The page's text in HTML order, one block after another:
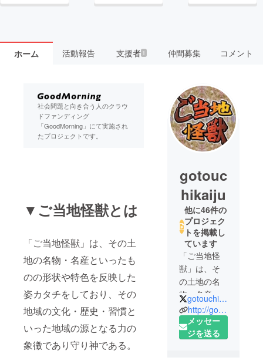
ホーム 活動報告 支援者 1 仲間募集 コメント
社会問題と向き合う人のクラウ
ドファンディング
「GoodMorning」にて実施され
たプロジェクトです。
▼ご当地怪獣とは
「ご当地怪獣」は、その土
地の名物・名産といったも
のの形状や特色を反映した
姿カタチをしており、その
地域の文化・歴史・習慣と
いった地域の源となる力の
象徴であり守り神である。
gotouc
hikaiju
他に46件の
プロジェク
トを掲載し
ています
「ご当地怪
獣」は、そ
の土地の名
物・名産と
いったもの
の形状や特
色を反映し
gotouchikaiju
http://gotouchikaiju.com/
メッセー
ジを送る